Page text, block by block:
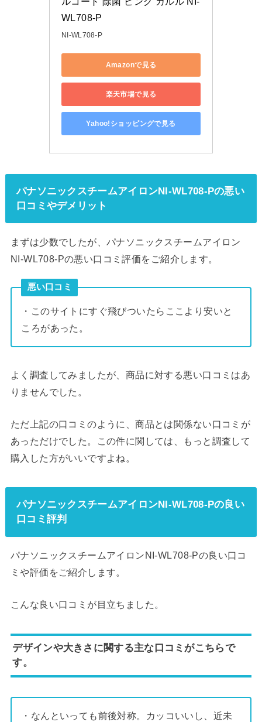
WL708-P
NI-WL708-P
Amazonで見る
楽天市場で見る
Yahoo!ショッピングで見る
パナソニックスチームアイロンNI-WL708-Pの悪い
口コミやデメリット
まずは少数でしたが、パナソニックスチームアイロン
NI-WL708-Pの悪い口コミ評価をご紹介します。
悪い口コミ
・このサイトにすぐ飛びついたらここより安いと
ころがあった。
よく調査してみましたが、商品に対する悪い口コミはあ
りませんでした。
ただ上記の口コミのように、商品とは関係ない口コミが
あっただけでした。この件に関しては、もっと調査して
購入した方がいいですよね。
パナソニックスチームアイロンNI-WL708-Pの良い
口コミ評判
パナソニックスチームアイロンNI-WL708-Pの良い口コ
ミや評価をご紹介します。
こんな良い口コミが目立ちました。
デザインや大きさに関する主な口コミがこちらで
す。
・なんといっても前後対称。カッコいいし、近未